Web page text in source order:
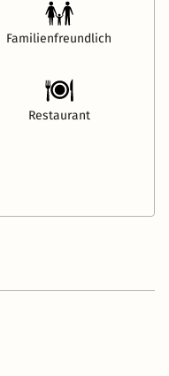
Familienfreundlich
Restaurant